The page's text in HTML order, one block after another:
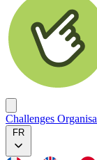
Challenges
FR